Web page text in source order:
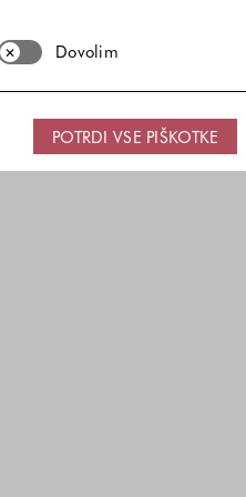
Dovolim
POTRDI VSE PIŠKOTKE